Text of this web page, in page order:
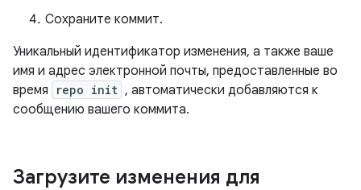
Сохраните коммит.
Уникальный идентификатор изменения, а также ваше
имя и адрес электронной почты, предоставленные во
время
repo init , автоматически добавляются к
сообщению вашего коммита.
Загрузите изменения для